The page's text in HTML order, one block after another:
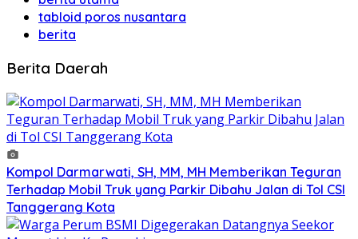
tabloid poros nusantara
berita
Berita Daerah
Kompol Darmarwati, SH, MM, MH Memberikan Teguran
Terhadap Mobil Truk yang Parkir Dibahu Jalan di Tol CSI
Tanggerang Kota